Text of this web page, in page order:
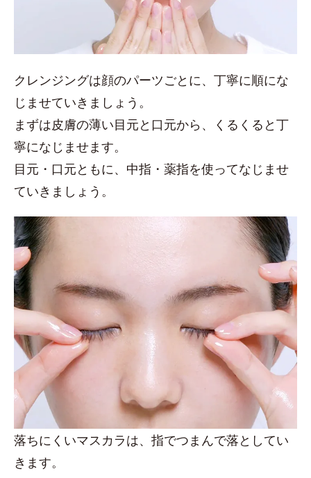
クレンジングは顔のパーツごとに、丁寧に順にな
じませていきましょう。
まずは皮膚の薄い目元と口元から、くるくると丁
寧になじませます。
目元・口元ともに、中指・薬指を使ってなじませ
ていきましょう。
落ちにくいマスカラは、指でつまんで落としてい
きます。